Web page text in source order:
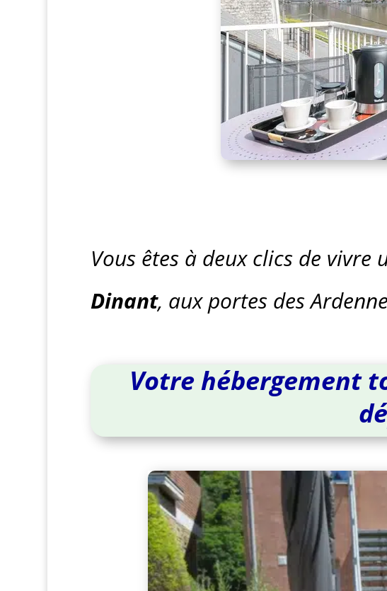
Vous êtes à deux clics de vivre
Dinant, aux portes des
Votre hébergement